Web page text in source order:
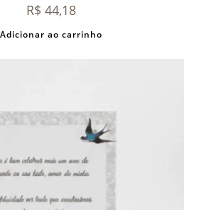
R$ 44,18
Adicionar ao carrinho